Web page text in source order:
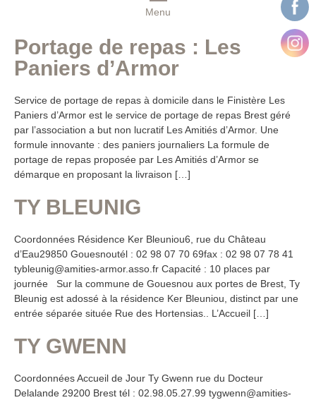
Menu
Portage de repas : Les
Paniers d’Armor
Service de portage de repas à domicile dans le Finistère Les
Paniers d’Armor est le service de portage de repas Brest géré
par l’association a but non lucratif Les Amitiés d’Armor. Une
formule innovante : des paniers journaliers La formule de
portage de repas proposée par Les Amitiés d’Armor se
démarque en proposant la livraison […]
TY BLEUNIG
Coordonnées Résidence Ker Bleuniou6, rue du Château
d’Eau29850 Gouesnoutél : 02 98 07 70 69fax : 02 98 07 78 41
tybleunig@amities-armor.asso.fr Capacité : 10 places par
journée Sur la commune de Gouesnou aux portes de Brest, Ty
Bleunig est adossé à la résidence Ker Bleuniou, distinct par une
entrée séparée située Rue des Hortensias.. L’Accueil […]
TY GWENN
Coordonnées Accueil de Jour Ty Gwenn rue du Docteur
Delalande 29200 Brest tél : 02.98.05.27.99 tygwenn@amities-